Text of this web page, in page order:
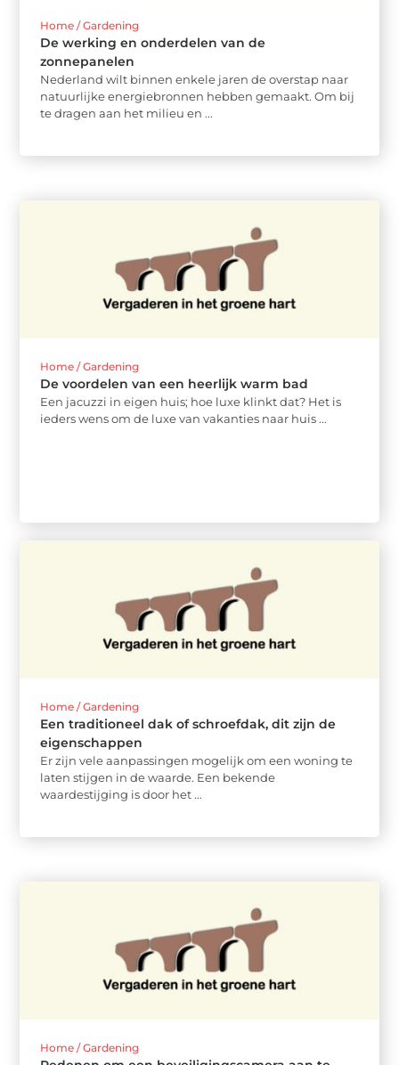
Home / Gardening
De werking en onderdelen van de
zonnepanelen
Nederland wilt binnen enkele jaren de overstap naar
natuurlijke energiebronnen hebben gemaakt. Om bij
te dragen aan het milieu en ...
Home / Gardening
De voordelen van een heerlijk warm bad
Een jacuzzi in eigen huis; hoe luxe klinkt dat? Het is
ieders wens om de luxe van vakanties naar huis ...
Home / Gardening
Een traditioneel dak of schroefdak, dit zijn de
eigenschappen
Er zijn vele aanpassingen mogelijk om een woning te
laten stijgen in de waarde. Een bekende
waardestijging is door het ...
Home / Gardening